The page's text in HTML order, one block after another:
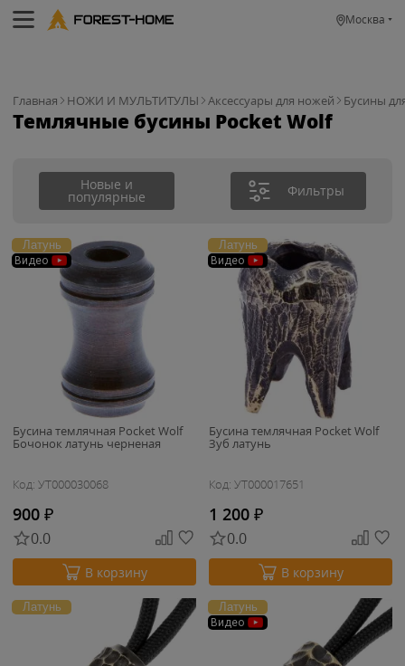
Москва
Главная НОЖИ И МУЛЬТИТУЛЫ Аксессуары для ножей Бусины
Темлячные бусины Pocket Wolf
Новые и
популярные Фильтры
Латунь
Видео
Бусина темлячная Pocket Wolf
Бочонок латунь черненая
Код: УТ000030068
900 ₽
0.0
В корзину
Латунь
Видео
Бусина темлячная Pocket Wolf
Зуб латунь
Код: УТ000017651
1 200 ₽
0.0
В корзину
Латунь Латунь
Видео